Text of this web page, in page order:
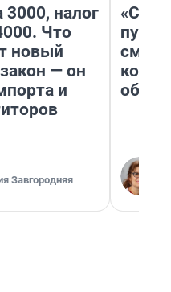
налог
Что
новый
— он
и
Завгородняя